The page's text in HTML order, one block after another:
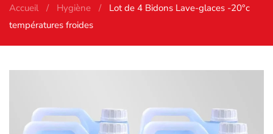
Accueil Hygiène
Lot de 4 Bidons Lave-glaces -20°c
températures froides